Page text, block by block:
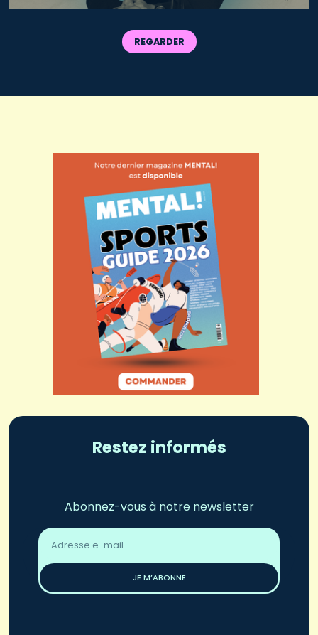
REGARDER
Restez informés
Abonnez-vous à notre newsletter
Adresse
email
JE M’ABONNE